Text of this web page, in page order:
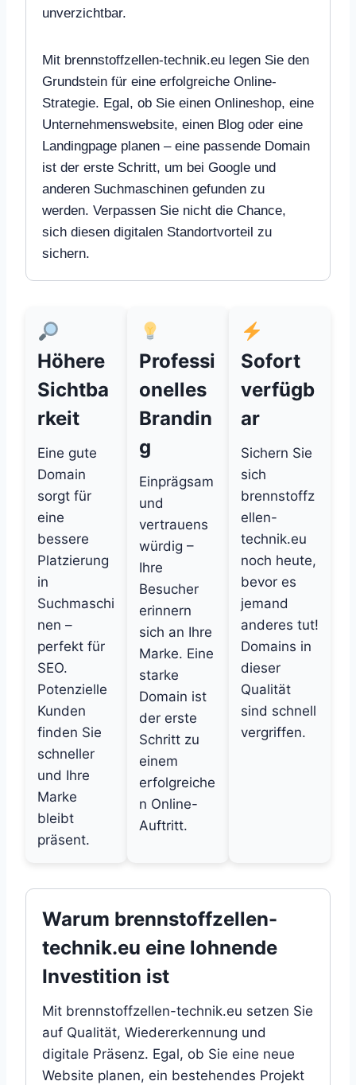
unverzichtbar.
Mit brennstoffzellen-technik.eu legen Sie den
Grundstein für eine erfolgreiche Online-
Strategie. Egal, ob Sie einen Onlineshop, eine
Unternehmenswebsite, einen Blog oder eine
Landingpage planen – eine passende Domain
ist der erste Schritt, um bei Google und
anderen Suchmaschinen gefunden zu
werden. Verpassen Sie nicht die Chance,
sich diesen digitalen Standortvorteil zu
sichern.
Höhere
Sichtba
rkeit
Eine gute
Domain
sorgt für
eine
bessere
Platzierung
in
Suchmaschi
nen –
perfekt für
SEO.
Potenzielle
Kunden
finden Sie
schneller
und Ihre
Marke
bleibt
präsent.
Professi
onelles
Brandin
g
Einprägsam
und
vertrauens
würdig –
Ihre
Besucher
erinnern
sich an Ihre
Marke. Eine
starke
Domain ist
der erste
Schritt zu
einem
erfolgreiche
n Online-
Auftritt.
Sofort
verfügb
ar
Sichern Sie
sich
brennstoffz
ellen-
technik.eu
noch heute,
bevor es
jemand
anderes tut!
Domains in
dieser
Qualität
sind schnell
vergriffen.
Warum brennstoffzellen-
technik.eu eine lohnende
Investition ist
Mit brennstoffzellen-technik.eu setzen Sie
auf Qualität, Wiedererkennung und
digitale Präsenz. Egal, ob Sie eine neue
Website planen, ein bestehendes Projekt